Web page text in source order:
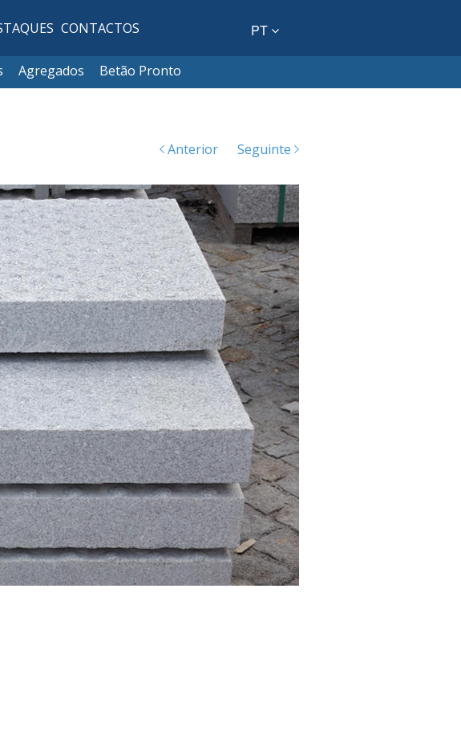
CONTACTOS PT
Agregados Betão Pronto
Anterior Seguinte